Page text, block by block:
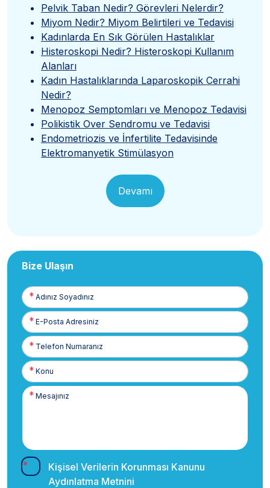
Pelvik Taban Nedir? Görevleri Nelerdir?
Miyom Nedir? Miyom Belirtileri ve Tedavisi
Kadınlarda En Sık Görülen Hastalıklar
Histeroskopi Nedir? Histeroskopi Kullanım
Alanları
Kadın Hastalıklarında Laparoskopik Cerrahi
Nedir?
Menopoz Semptomları ve Menopoz Tedavisi
Polikistik Over Sendromu ve Tedavisi
Endometriozis ve İnfertilite Tedavisinde
Elektromanyetik Stimülasyon
Devamı
Bize Ulaşın
Adınız
Soyadınız
E-
Posta
Telefon
Numaranız
Kişisel Verilerin Korunması Kanunu
Aydınlatma Metnini